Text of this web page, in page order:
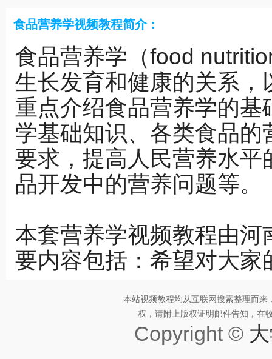
食品营养学视频教程简介：
食品营养学（food
生长发育和健康的关系
重点介绍食品营养学的
学基础知识、各类食品
要求，提高人民营养水
品开发中的营养问题等。
本套营养学视频教程由
要内容包括：希望对大家
本站视频教程均从互联网搜索整理而
权，请附上版权证明邮件告知，在
Copyright ©